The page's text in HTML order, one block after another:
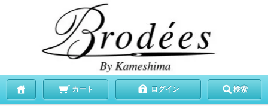
カート ログイン 検索